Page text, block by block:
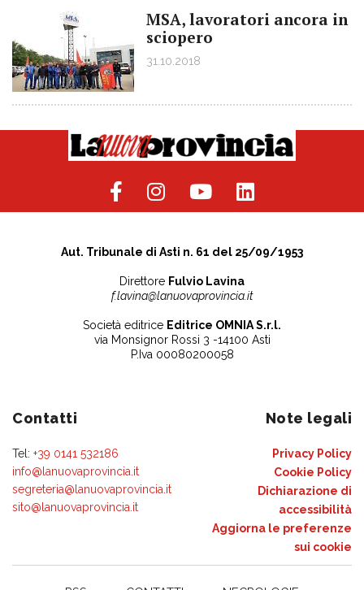
MSA, lavoratori ancora in
sciopero
31.10.2018
Aut. Tribunale di Asti n. 61 del 25/09/1953
Direttore Fulvio Lavina
f.lavina@lanuovaprovincia.it
Società editrice Editrice OMNIA S.r.l.
via Monsignor Rossi 3 -14100 Asti
P.Iva 00080200058
Contatti
Tel: +39 0141 532186
info@lanuovaprovincia.it
segreteria@lanuovaprovincia.it
sito@lanuovaprovincia.it
Note legali
Privacy Policy
Cookie Policy
Dichiarazione di
accessibilità
Aggiorna le preferenze
sui cookie